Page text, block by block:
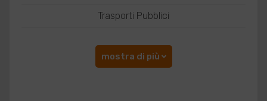
Trasporti Pubblici
mostra di più